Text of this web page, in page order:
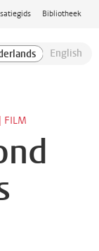
Bibliotheek
FILM